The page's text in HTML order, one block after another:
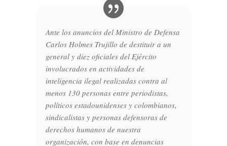
Ante los anuncios del Ministro de Defensa
Carlos Holmes Trujillo de destituir a un
general y diez oficiales del Ejército
involucrados en actividades de
inteligencia ilegal realizadas contra al
menos 130 personas entre periodistas,
políticos estadounidenses y colombianos,
sindicalistas y personas defensoras de
derechos humanos de nuestra
organización, con base en denuncias